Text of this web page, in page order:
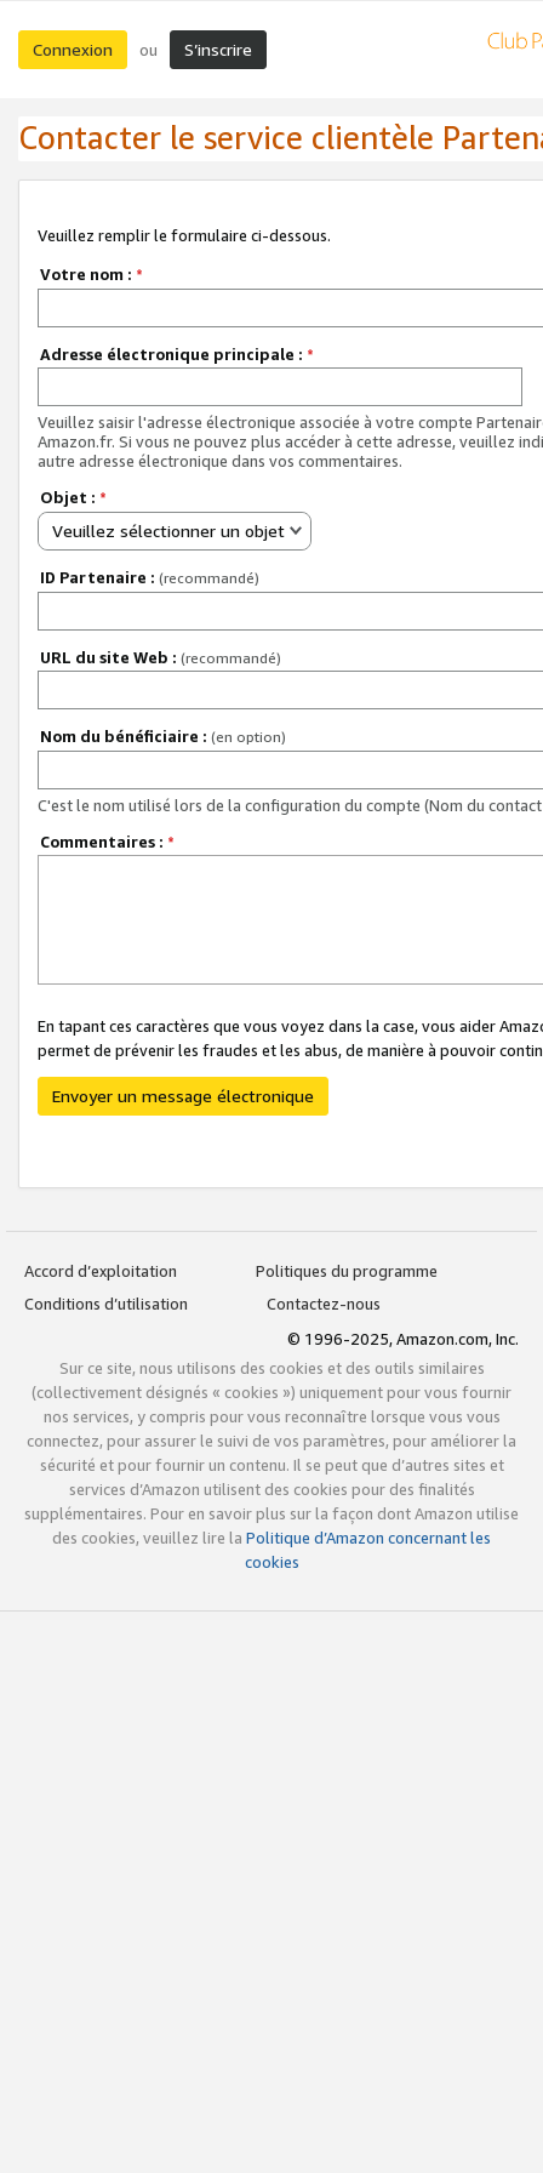
Connexion ou S’inscrire
Contacter le service clientèle
Veuillez remplir le formulaire ci-dessous.
Votre nom : *
Adresse électronique principale : *
Veuillez saisir l'adresse électronique associée à votre compte
Amazon.fr. Si vous ne pouvez plus accéder à cette adresse, veuillez
autre adresse électronique dans vos commentaires.
Objet : *
Veuillez sélectionner un objet
ID Partenaire : (recommandé)
URL du site Web : (recommandé)
Nom du bénéficiaire : (en option)
C'est le nom utilisé lors de la configuration du compte (Nom du
Commentaires : *
En tapant ces caractères que vous voyez dans la case, vous aider
permet de prévenir les fraudes et les abus, de manière à pouvoir
Envoyer un message électronique
Accord d’exploitation
Politiques du programme
Conditions d’utilisation
Contactez-nous
© 1996-2025, Amazon.com, Inc.
Sur ce site, nous utilisons des cookies et des outils similaires
(collectivement désignés « cookies ») uniquement pour vous fournir
nos services, y compris pour vous reconnaître lorsque vous vous
connectez, pour assurer le suivi de vos paramètres, pour améliorer la
sécurité et pour fournir un contenu. Il se peut que d’autres sites et
services d’Amazon utilisent des cookies pour des finalités
supplémentaires. Pour en savoir plus sur la façon dont Amazon utilise
des cookies, veuillez lire la Politique d’Amazon concernant les
cookies